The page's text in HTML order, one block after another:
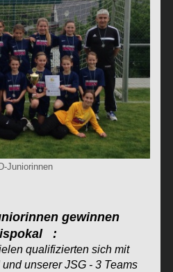
Juniorinnen
gewinnen
:
qualifizierten sich mit
unserer JSG - 3 Teams